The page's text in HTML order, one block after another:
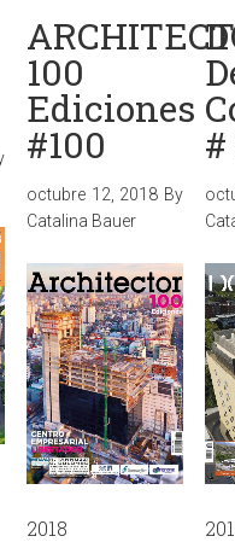
100
Ediciones
#100
octubre 12, 2018 By
Catalina Bauer
2018
#